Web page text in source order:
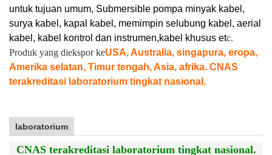
untuk tujuan umum, Submersible pompa minyak kabel,
surya kabel, kapal kabel, memimpin selubung kabel, aerial
kabel, kabel kontrol dan instrumen,kabel khusus etc.
Produk yang diekspor keUSA, Australia, singapura, eropa,
Amerika selatan, Timur tengah, Asia, afrika. CNAS
terakreditasi laboratorium tingkat nasional.
laboratorium
CNAS terakreditasi laboratorium tingkat nasional.